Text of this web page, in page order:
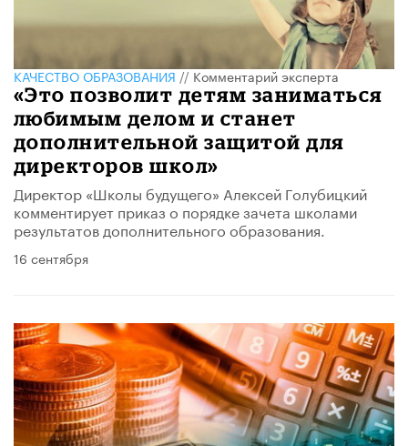
КАЧЕСТВО ОБРАЗОВАНИЯ//Комментарий эксперта
«Это позволит детям заниматься
любимым делом и станет
дополнительной защитой для
директоров школ»
Директор «​Школы будущего»​ Алексей Голубицкий
комментирует приказ о порядке зачета школами
результатов дополнительного образования.
16 сентября